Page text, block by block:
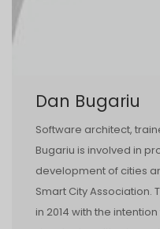
Dan Bugariu
Software architect,
Bugariu is involved in
development of cities
Smart City Association.
in 2014 with the